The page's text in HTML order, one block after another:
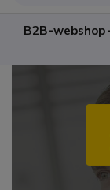
B2B-webshop